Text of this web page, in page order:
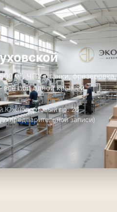
м². ЧПУ-станки, фрезеровка,
всё под одной крышей.
Южнопортовый пр. 26
предварительной записи)